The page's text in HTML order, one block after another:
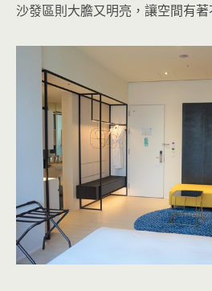
沙發區則大膽又明亮，讓空間有著